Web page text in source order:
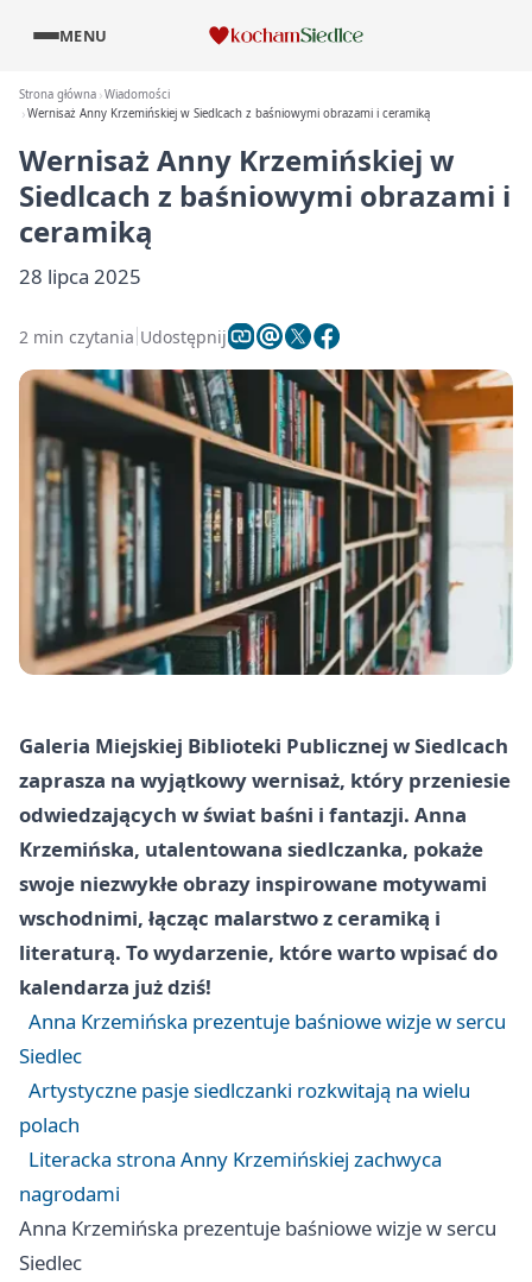
MENU
Strona główna Wiadomości
Wernisaż Anny Krzemińskiej w Siedlcach z baśniowymi obrazami i ceramiką
Wernisaż Anny Krzemińskiej w
Siedlcach z baśniowymi obrazami i
ceramiką
28 lipca 2025
2 min czytania Udostępnij
Galeria Miejskiej Biblioteki Publicznej w Siedlcach
zaprasza na wyjątkowy wernisaż, który przeniesie
odwiedzających w świat baśni i fantazji. Anna
Krzemińska, utalentowana siedlczanka, pokaże
swoje niezwykłe obrazy inspirowane motywami
wschodnimi, łącząc malarstwo z ceramiką i
literaturą. To wydarzenie, które warto wpisać do
kalendarza już dziś!
Anna Krzemińska prezentuje baśniowe wizje w sercu
Siedlec
Artystyczne pasje siedlczanki rozkwitają na wielu
polach
Literacka strona Anny Krzemińskiej zachwyca
nagrodami
Anna Krzemińska prezentuje baśniowe wizje w sercu
Siedlec